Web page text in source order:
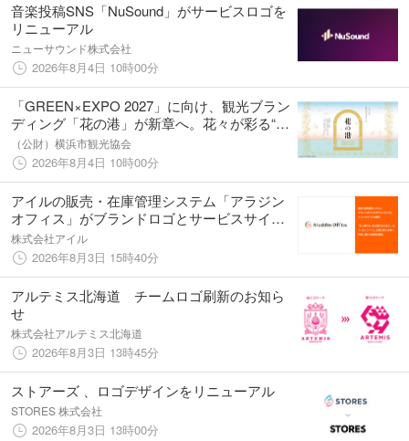
音楽投稿SNS「NuSound」がサービスロゴを
リニューアル
ニューサウンド株式会社
2026年8月4日 10時00分
「GREEN×EXPO 2027」に向け、観光ブラン
ディング「花の港」が新章へ。花々が彩る“横
浜の玄関口”がテーマの新ロゴ・キービジュア
ルを公開
（公財）横浜市観光協会
2026年8月4日 10時00分
アイルの販売・在庫管理システム「アラジン
オフィス」がブランドロゴとサービスサイト
を刷新
株式会社アイル
2026年8月3日 15時40分
アルテミス北海道 チームロゴ刷新のお知ら
せ
株式会社アルテミス北海道
2026年8月3日 13時45分
ストアーズ 、ロゴデザインをリニューアル
STORES 株式会社
2026年8月3日 13時00分